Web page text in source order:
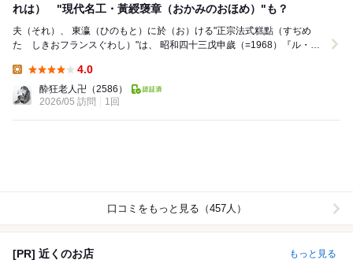
れは） "現代名工・黃綬襃章（おかみのおほめ）"も？
夫（それ）、 東瀛（ひのもと）に於（お）ける"正宗法式糕點（すぢめ
たゞしきおフランスぐわし）"は、 昭和四十三戊申歲（=1968）『ル・コ
4.0
酔狂老人卍 （2586）
2026/05 訪問
1回
口コミをもっと見る（457人）
[PR] 近くのお店 もっと見る